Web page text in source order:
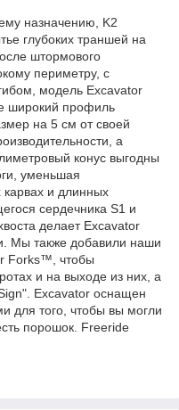
назначению, K2
глубоких траншей на
штормового
периметру, с
модель Excavator
широкий профиль
на 5 см от своей
а
конус выгодны
уменьшая
карвах и длинных
сердечника S1 и
делает Excavator
Мы также добавили наши
Forks™, чтобы
и на выходе из них, а
Excavator оснащен
для того, чтобы вы могли
порошок. Freeride